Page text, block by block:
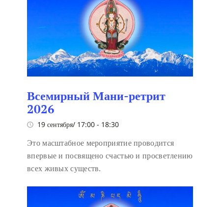
Всемирный Мани-ретрит
2026
19 сентября/ 17:00 - 18:30
Это масштабное мероприятие проводится
впервые и посвящено счастью и просветлению
всех живых существ.